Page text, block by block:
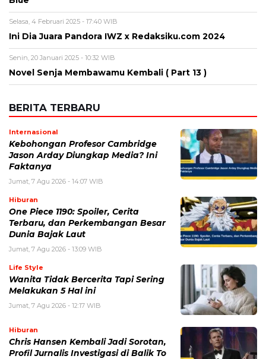
Selasa, 4 Februari 2025 - 17:40 WIB
Ini Dia Juara Pandora IWZ x Redaksiku.com 2024
Senin, 20 Januari 2025 - 10:32 WIB
Novel Senja Membawamu Kembali ( Part 13 )
BERITA TERBARU
Internasional
Kebohongan Profesor Cambridge
Jason Arday Diungkap Media? Ini
Faktanya
Jumat, 7 Agu 2026 - 14:07 WIB
Hiburan
One Piece 1190: Spoiler, Cerita
Terbaru, dan Perkembangan Besar
Dunia Bajak Laut
Jumat, 7 Agu 2026 - 13:09 WIB
Life Style
Wanita Tidak Bercerita Tapi Sering
Melakukan 5 Hal ini
Jumat, 7 Agu 2026 - 12:17 WIB
Hiburan
Chris Hansen Kembali Jadi Sorotan,
Profil Jurnalis Investigasi di Balik To